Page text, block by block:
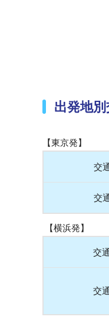
出発地
【東京発】
交
交
【横浜発】
交
交